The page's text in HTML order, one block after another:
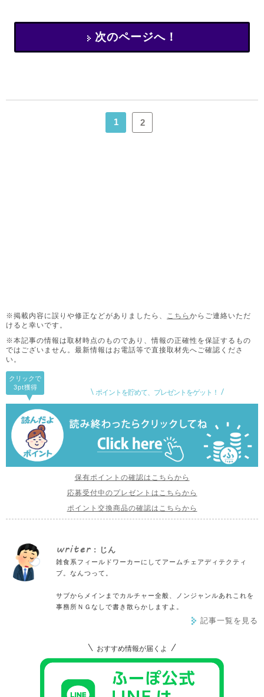
次のページへ！
1 2
※掲載内容に誤りや修正などがありましたら、 こちら からご連絡いただ
けると幸いです。
※本記事の情報は取材時点のものであり、情報の正確性を保証するもの
ではございません。 最新情報はお電話等で直接取材先へご確認くださ
い。
ポイントを貯めて、プレゼントをゲット！
クリックで
3pt獲得
保有ポイントの確認はこちらから
応募受付中のプレゼントはこちらから
ポイント交換商品の確認はこちらから
writer : じん
雑食系フィールドワーカーにしてアームチェアディテクティ
ブ。なんつって。
サブからメインまでカルチャー全般、ノンジャンルあれこれを
事務所ＮＧなしで書き散らかしますよ。
記事一覧を見る
おすすめ情報が届くよ